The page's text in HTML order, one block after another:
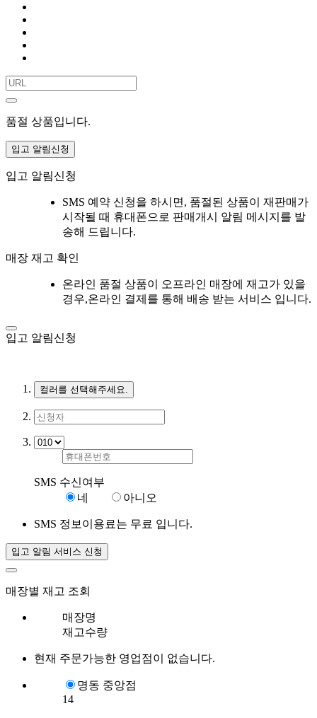
품절 상품입니다.
입고 알림신청
입고 알림신청
SMS 예약 신청을 하시면, 품절된 상품이 재판매가
시작될 때 휴대폰으로 판매개시 알림 메시지를 발
송해 드립니다.
매장 재고 확인
온라인 품절 상품이 오프라인 매장에 재고가 있을
경우,온라인 결제를 통해 배송 받는 서비스 입니다.
입고 알림신청
컬러를 선택해주세요.
SMS 수신여부
네
아니오
SMS 정보이용료는 무료 입니다.
입고 알림 서비스 신청
매장별 재고 조회
매장명
재고수량
현재 주문가능한 영업점이 없습니다.
명동 중앙점
14